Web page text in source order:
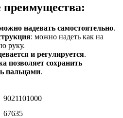
надевать самостоятельно.
: можно надеть как на
руку.
и регулируется.
позволяет сохранить
пальцами.
9021101000
67635